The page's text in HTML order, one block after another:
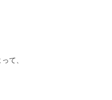
て、